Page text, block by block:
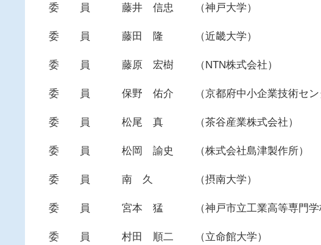
委 員 藤井 信忠 （神戸大学）
委 員 藤田 隆 （近畿大学）
委 員 藤原 宏樹 （NTN株式会社）
委 員 保野 佑介 （京都府中小企業技術セ
委 員 松尾 真 （茶谷産業株式会社）
委 員 松岡 諭史 （株式会社島津製作所）
委 員 南 久 （摂南大学）
委 員 宮本 猛 （神戸市立工業高等専門
委 員 村田 順二 （立命館大学）